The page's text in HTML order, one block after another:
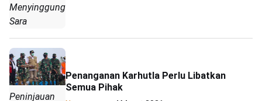
Menyinggung
Sara
Peninjauan
Penanganan Karhutla Perlu Libatkan
Semua Pihak